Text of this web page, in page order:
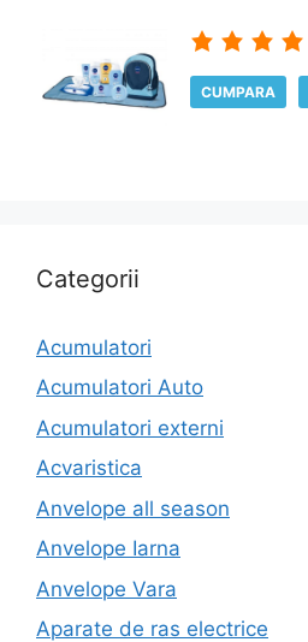
CUMPARA
Categorii
Acumulatori
Acumulatori Auto
Acumulatori externi
Acvaristica
Anvelope all season
Anvelope Iarna
Anvelope Vara
Aparate de ras electrice